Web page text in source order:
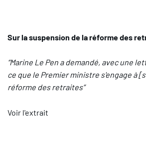
Sur la suspension de la réforme des
“Marine Le Pen a demandé, avec une
ce que le Premier ministre s'engage à
réforme des retraites”
Voir l'extrait